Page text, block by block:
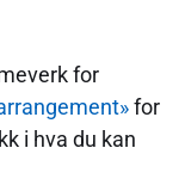
for
for
i hva du kan